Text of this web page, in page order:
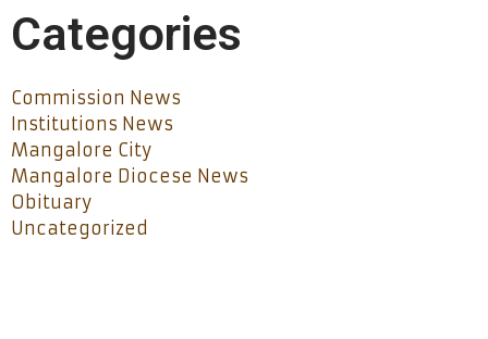
Categories
Commission News
Institutions News
Mangalore City
Mangalore Diocese News
Obituary
Uncategorized